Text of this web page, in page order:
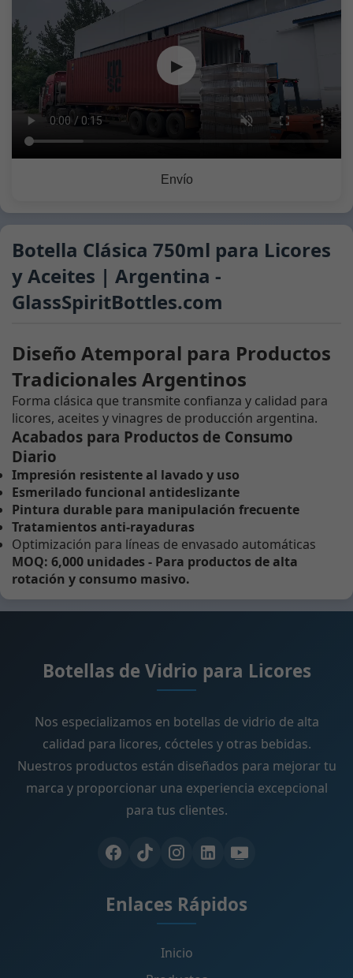
▶
Envío
Botella Clásica 750ml para Licores
y Aceites | Argentina -
GlassSpiritBottles.com
Diseño Atemporal para Productos
Tradicionales Argentinos
Forma clásica que transmite confianza y calidad para
licores, aceites y vinagres de producción argentina.
Acabados para Productos de Consumo
Diario
Impresión resistente al lavado y uso
Esmerilado funcional antideslizante
Pintura durable para manipulación frecuente
Tratamientos anti-rayaduras
Optimización para líneas de envasado automáticas
MOQ: 6,000 unidades - Para productos de alta
rotación y consumo masivo.
Botellas de Vidrio para Licores
Nos especializamos en botellas de vidrio de alta
calidad para licores, cócteles y otras bebidas.
Nuestros productos están diseñados para mejorar tu
marca y proporcionar una experiencia excepcional
para tus clientes.
Enlaces Rápidos
Inicio